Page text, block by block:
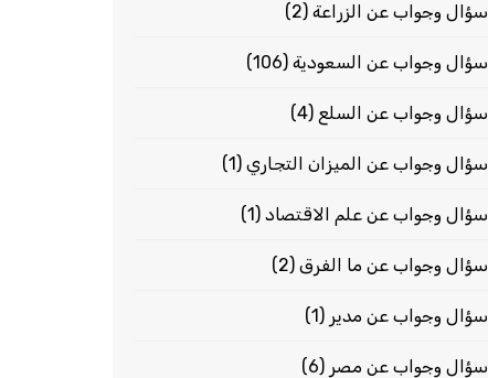
سؤال وجواب عن الزراعة (2)
سؤال وجواب عن السعودية (106)
سؤال وجواب عن السلع (4)
سؤال وجواب عن الميزان التجاري (1)
سؤال وجواب عن علم الاقتصاد (1)
سؤال وجواب عن ما الفرق (2)
سؤال وجواب عن مدير (1)
سؤال وجواب عن مصر (6)